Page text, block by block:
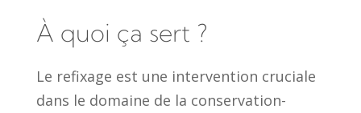
À quoi ça sert ?
Le refixage est une intervention cruciale
dans le domaine de la conservation-